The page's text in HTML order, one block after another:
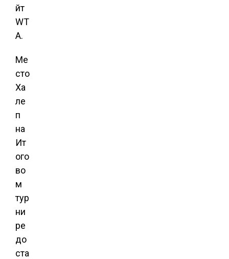
йт
WT
A.
Ме
сто
Ха
ле
п
на
Ит
ого
во
м
тур
ни
ре
до
ста